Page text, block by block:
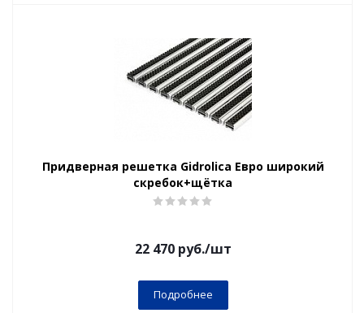
Придверная решетка Gidrolica Евро широкий
скребок+щётка
22 470руб./шт
Подробнее